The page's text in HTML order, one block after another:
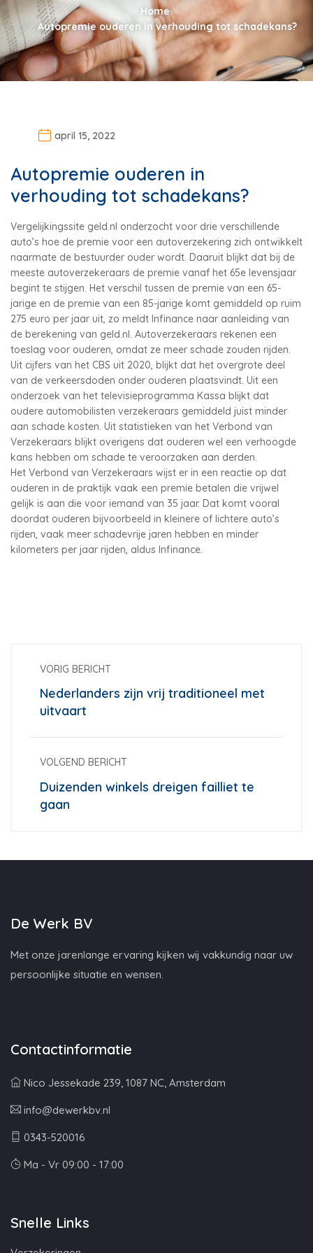
Home
Autopremie ouderen in verhouding tot schadekans?
april 15, 2022
Autopremie ouderen in
verhouding tot schadekans?
Vergelijkingssite geld.nl onderzocht voor drie verschillende
auto’s hoe de premie voor een autoverzekering zich ontwikkelt
naarmate de bestuurder ouder wordt. Daaruit blijkt dat bij de
meeste autoverzekeraars de premie vanaf het 65e levensjaar
begint te stijgen. Het verschil tussen de premie van een 65-
jarige en de premie van een 85-jarige komt gemiddeld op ruim
275 euro per jaar uit, zo meldt Infinance naar aanleiding van
de berekening van geld.nl. Autoverzekeraars rekenen een
toeslag voor ouderen, omdat ze meer schade zouden rijden.
Uit cijfers van het CBS uit 2020, blijkt dat het overgrote deel
van de verkeersdoden onder ouderen plaatsvindt. Uit een
onderzoek van het televisieprogramma Kassa blijkt dat
oudere automobilisten verzekeraars gemiddeld juist minder
aan schade kosten. Uit statistieken van het Verbond van
Verzekeraars blijkt overigens dat ouderen wel een verhoogde
kans hebben om schade te veroorzaken aan derden.
Het Verbond van Verzekeraars wijst er in een reactie op dat
ouderen in de praktijk vaak een premie betalen die vrijwel
gelijk is aan die voor iemand van 35 jaar. Dat komt vooral
doordat ouderen bijvoorbeeld in kleinere of lichtere auto’s
rijden, vaak meer schadevrije jaren hebben en minder
kilometers per jaar rijden, aldus Infinance.
VORIG BERICHT
Nederlanders zijn vrij traditioneel met
uitvaart
VOLGEND BERICHT
Duizenden winkels dreigen failliet te
gaan
De Werk BV
Met onze jarenlange ervaring kijken wij vakkundig naar uw
persoonlijke situatie en wensen.
Contactinformatie
Nico Jessekade 239, 1087 NC, Amsterdam
info@dewerkbv.nl
0343-520016
Ma - Vr 09:00 - 17:00
Snelle Links